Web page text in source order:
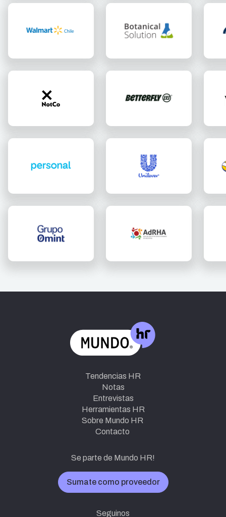
Tendencias HR
Notas
Entrevistas
Herramientas HR
Sobre Mundo HR
Contacto
Se parte de Mundo HR!
Sumate como proveedor
Seguinos